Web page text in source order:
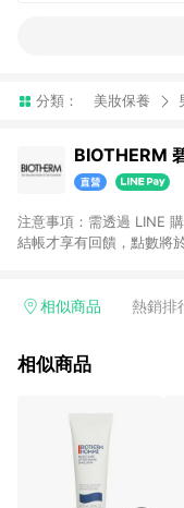
分類： 美妝保養
BIOTHERM
注意事項：需透過 LINE
結帳才享有回饋，點數將
相似商品 熱銷排
相似商品